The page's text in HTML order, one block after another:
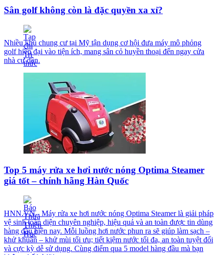
Sân golf không còn là đặc quyền xa xỉ?
Nhiều khu chung cư tại Mỹ tận dụng cơ hội đưa máy mô phỏng
golf hiện đại vào tiện ích, mang sân cỏ huyền thoại đến ngay cửa
nhà cư dân.
Top 5 máy rửa xe hơi nước nóng Optima Steamer
giá tốt – chính hãng Hàn Quốc
HNN.VN - Máy rửa xe hơi nước nóng Optima Steamer là giải pháp
vệ sinh toàn diện chuyên nghiệp, hiệu quả và an toàn được tin dùng
hàng đầu hiện nay. Mỗi luồng hơi nước phun ra sẽ giúp làm sạch –
khử khuẩn – khử mùi tối ưu; tiết kiệm nước tối đa, an toàn tuyệt đối
và cực kỳ dễ sử dụng. Cùng điểm qua 5 model hàng đầu mà bạn